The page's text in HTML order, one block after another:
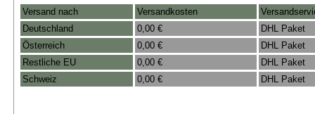
Versand nach Versandkosten
Deutschland
0,00 €
DHL Paket
Österreich
0,00 €
DHL Paket
Restliche EU
0,00 €
DHL Paket
Schweiz
0,00 € DHL Paket